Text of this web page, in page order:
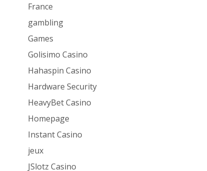
France
gambling
Games
Golisimo Casino
Hahaspin Casino
Hardware Security
HeavyBet Casino
Homepage
Instant Casino
jeux
JSlotz Casino